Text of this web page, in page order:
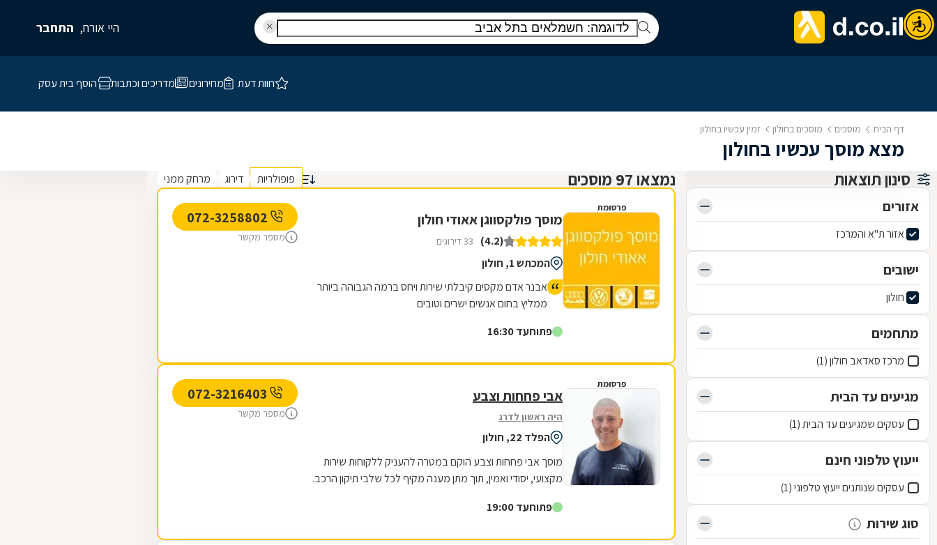
היי אורח, התחבר
חוות דעת מחירונים מדריכים וכתבות הוסף בית עסק
דף הבית מוסכים מוסכים בחולון זמין עכשיו בחולון
מצא מוסך עכשיו בחולון
סינון תוצאות
אזורים
אזור ת"א והמרכז
ישובים
חולון
מתחמים
מרכז סאדאב חולון (1)
מגיעים עד הבית
עסקים שמגיעים עד הבית (1)
ייעוץ טלפוני חינם
עסקים שנותנים ייעוץ טלפוני (1)
סוג שירות
נמצאו 97 מוסכים פופולריות דירוג מרחק ממני
פרסומת
מוסך פולקסווגן אאודי חולון
(4.2) 33 דירוגים
המכתש 1, חולון
אבנר אדם מקסים קיבלתי שירות ויחס ברמה הגבוהה ביותר
ממליץ בחום אנשים ישרים וטובים
פתוחעד 16:30
מספר מקשר
פרסומת
אבי פחחות וצבע
היה ראשון לדרג
הפלד 22, חולון
מוסך אבי פחחות וצבע הוקם במטרה להעניק ללקוחות שירות
מקצועי, יסודי ואמין, תוך מתן מענה מקיף לכל שלבי תיקון הרכב.
פתוחעד 19:00
מספר מקשר